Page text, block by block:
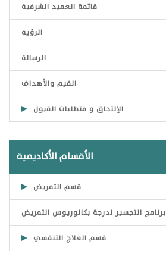
قائمة العميد الشرفية
الرؤيه
الرسالة
القيم والأهداف
الإلتحاق و متطلبات القبول
الأقسام الأكاديمية
قسم التمريض
برنامج التجسير لدرجة بكالوريوس التمريض
قسم العلاج التنفسي